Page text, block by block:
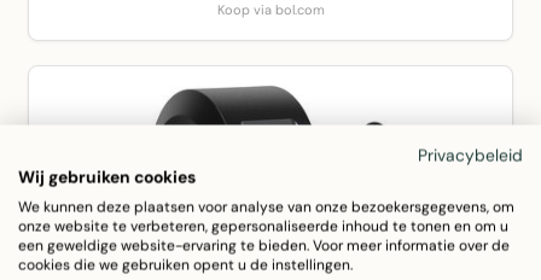
Koop via bol.com
Privacybeleid
Wij gebruiken cookies
We kunnen deze plaatsen voor analyse van onze bezoekersgegevens, om
onze website te verbeteren, gepersonaliseerde inhoud te tonen en om u
een geweldige website-ervaring te bieden. Voor meer informatie over de
cookies die we gebruiken opent u de instellingen.